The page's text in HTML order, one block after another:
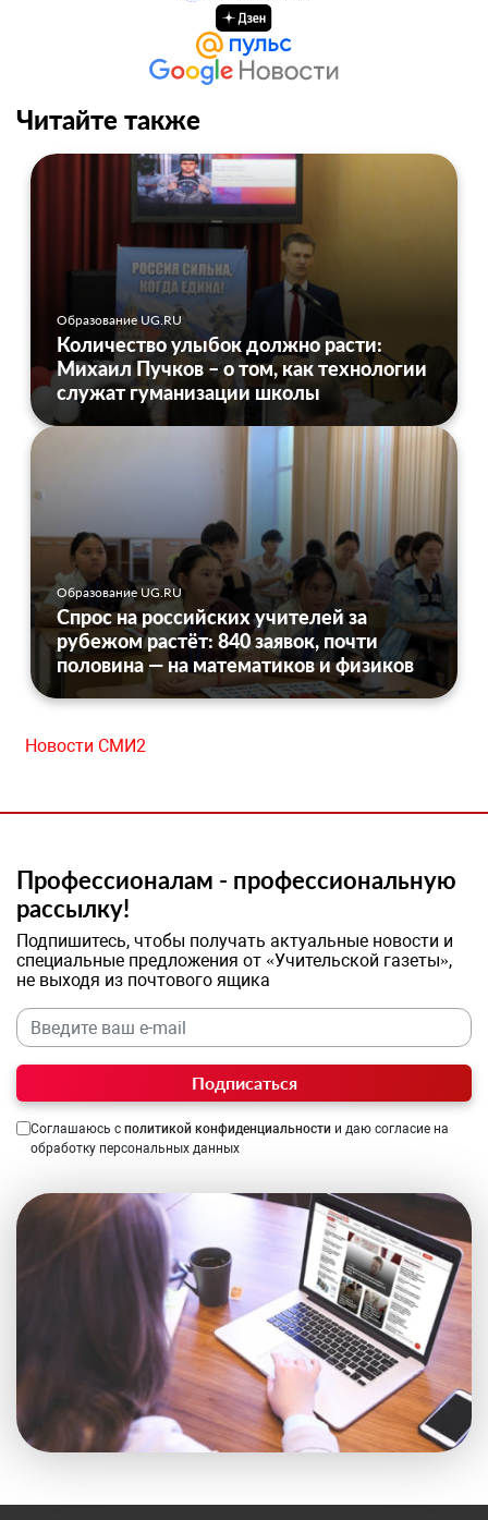
Читайте также
Образование UG.RU
Количество улыбок должно расти:
Михаил Пучков – о том, как технологии
служат гуманизации школы
Образование UG.RU
Спрос на российских учителей за
рубежом растёт: 840 заявок, почти
половина — на математиков и физиков
Новости СМИ2
Профессионалам - профессиональную
рассылку!
Подпишитесь, чтобы получать актуальные новости и
специальные предложения от «Учительской газеты»,
не выходя из почтового ящика
Подписаться
Соглашаюсь с политикой конфиденциальности и даю согласие на
обработку персональных данных